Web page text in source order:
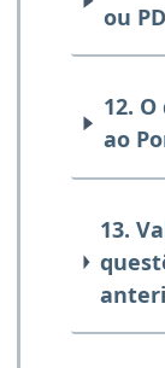
ou
12.
ao
13.